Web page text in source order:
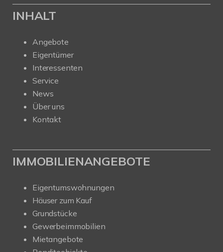
INHALT
Angebote
Eigentümer
Interessenten
Service
News
Über uns
Kontakt
IMMOBILIENANGEBOTE
Eigentumswohnungen
Häuser zum Kauf
Grundstücke
Gewerbeimmobilien
Mietangebote